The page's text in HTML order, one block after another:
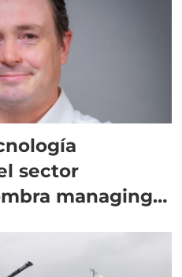
sector
managing